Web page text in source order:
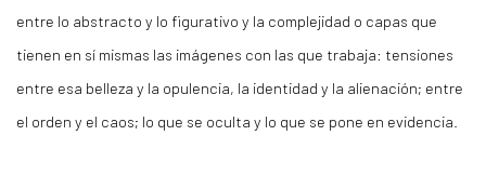
entre lo abstracto y lo figurativo y la complejidad o capas que
tienen en sí mismas las imágenes con las que trabaja: tensiones
entre esa belleza y la opulencia, la identidad y la alienación; entre
el orden y el caos; lo que se oculta y lo que se pone en evidencia.